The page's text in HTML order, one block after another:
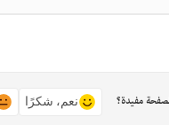
مفيدة؟ نعم، شكرًا